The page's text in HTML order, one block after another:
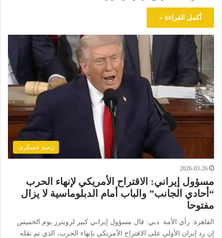
أكمل القراءة »
رصد عسكرى
2026-03-26
مسؤول إيراني: الاقتراح الأمريكي لإنهاء الحرب
“أحادي الجانب” والباب أمام الدبلوماسية لا يزال
مفتوحا
القاهرة: رأي الأمة دبي: قال مسؤول إيراني كبير لرويترز يوم الخميس
إن رد إيران الأولي على الاقتراح الأمريكي بإنهاء الحرب، الذي تم نقله